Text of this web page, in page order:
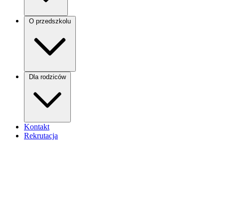
O przedszkolu
Dla rodziców
Kontakt
Rekrutacja